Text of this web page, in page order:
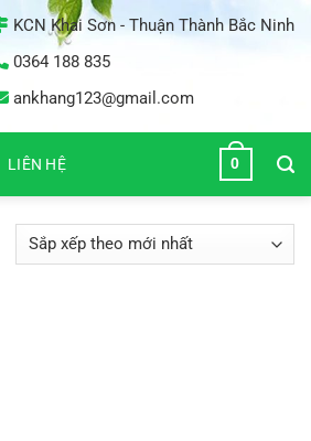
KCN Khai Sơn - Thuận Thành Bắc Ninh
0364 188 835
ankhang123@gmail.com
LIÊN HỆ 0